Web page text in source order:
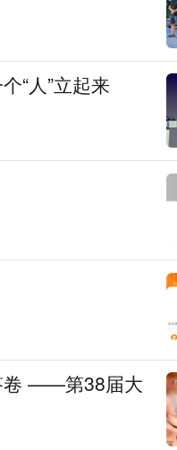
“人”立起来
卷 ——第38届大